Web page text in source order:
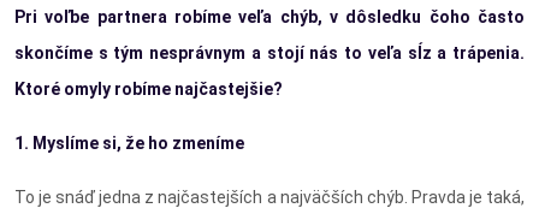
Pri voľbe partnera robíme veľa chýb, v dôsledku čoho často
skončíme s tým nesprávnym a stojí nás to veľa sĺz a trápenia.
Ktoré omyly robíme najčastejšie?
1. Myslíme si, že ho zmeníme
To je snáď jedna z najčastejších a najväčších chýb. Pravda je taká,